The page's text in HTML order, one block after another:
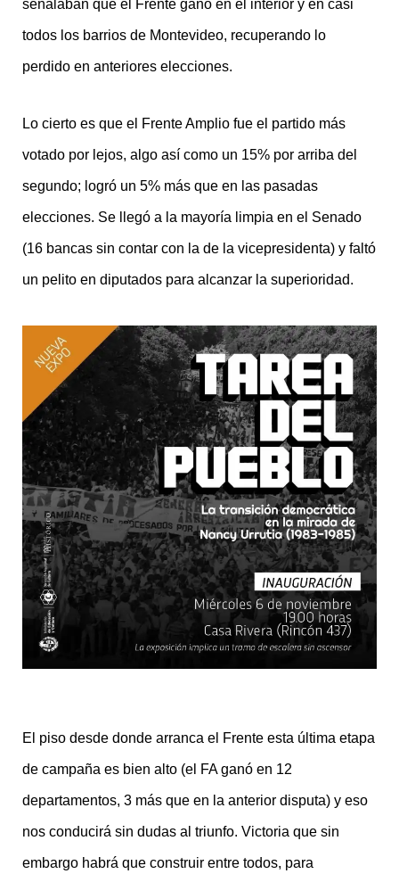
señalaban que el Frente ganó en el interior y en casi
todos los barrios de Montevideo, recuperando lo
perdido en anteriores elecciones.
Lo cierto es que el Frente Amplio fue el partido más
votado por lejos, algo así como un 15% por arriba del
segundo; logró un 5% más que en las pasadas
elecciones. Se llegó a la mayoría limpia en el Senado
(16 bancas sin contar con la de la vicepresidenta) y faltó
un pelito en diputados para alcanzar la superioridad.
El piso desde donde arranca el Frente esta última etapa
de campaña es bien alto (el FA ganó en 12
departamentos, 3 más que en la anterior disputa) y eso
nos conducirá sin dudas al triunfo. Victoria que sin
embargo habrá que construir entre todos, para